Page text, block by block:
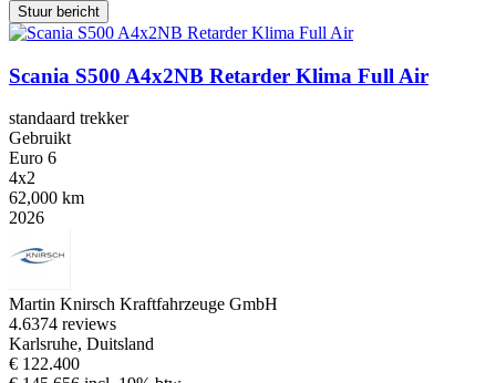
Stuur bericht
Scania S500 A4x2NB Retarder Klima Full Air
standaard trekker
Gebruikt
Euro 6
4x2
62,000 km
2026
Martin Knirsch Kraftfahrzeuge GmbH
4.6374 reviews
Karlsruhe, Duitsland
€ 122.400